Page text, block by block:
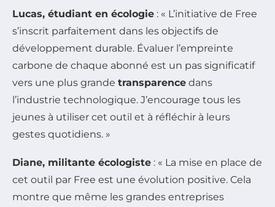
Lucas, étudiant en écologie : « L’initiative de Free
s’inscrit parfaitement dans les objectifs de
développement durable. Évaluer l’empreinte
carbone de chaque abonné est un pas significatif
vers une plus grande transparence dans
l’industrie technologique. J’encourage tous les
jeunes à utiliser cet outil et à réfléchir à leurs
gestes quotidiens. »
Diane, militante écologiste : « La mise en place de
cet outil par Free est une évolution positive. Cela
montre que même les grandes entreprises